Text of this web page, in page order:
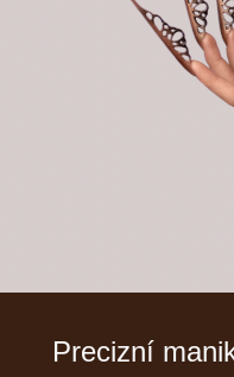
Precizní